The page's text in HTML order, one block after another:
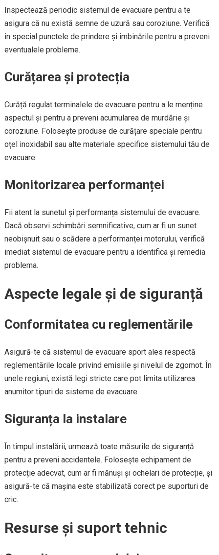
Inspectează periodic sistemul de evacuare pentru a te
asigura că nu există semne de uzură sau coroziune. Verifică
în special punctele de prindere și îmbinările pentru a preveni
eventualele probleme.
Curățarea și protecția
Curăță regulat terminalele de evacuare pentru a le menține
aspectul și pentru a preveni acumularea de murdărie și
coroziune. Folosește produse de curățare speciale pentru
oțel inoxidabil sau alte materiale specifice sistemului tău de
evacuare.
Monitorizarea performanței
Fii atent la sunetul și performanța sistemului de evacuare.
Dacă observi schimbări semnificative, cum ar fi un sunet
neobișnuit sau o scădere a performanței motorului, verifică
imediat sistemul de evacuare pentru a identifica și remedia
problema.
Aspecte legale și de siguranță
Conformitatea cu reglementările
Asigură-te că sistemul de evacuare sport ales respectă
reglementările locale privind emisiile și nivelul de zgomot. În
unele regiuni, există legi stricte care pot limita utilizarea
anumitor tipuri de sisteme de evacuare.
Siguranța la instalare
În timpul instalării, urmează toate măsurile de siguranță
pentru a preveni accidentele. Folosește echipament de
protecție adecvat, cum ar fi mănuși și ochelari de protecție, și
asigură-te că mașina este stabilizată corect pe suporturi de
cric.
Resurse și suport tehnic